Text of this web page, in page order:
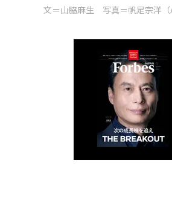
文＝山脇麻生 写真＝帆足宗洋